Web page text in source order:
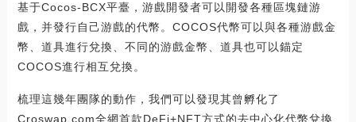
基于Cocos-BCX平臺，游戲開發者可以開發各種區塊鏈游
戲，并發行自己游戲的代幣。COCOS代幣可以與各種游戲金
幣、道具進行兌換、不同的游戲金幣、道具也可以錨定
COCOS進行相互兌換。
梳理這幾年團隊的動作，我們可以發現其曾孵化了
Croswap.com全網首款DeFi+NFT方式的去中心化代幣兌換